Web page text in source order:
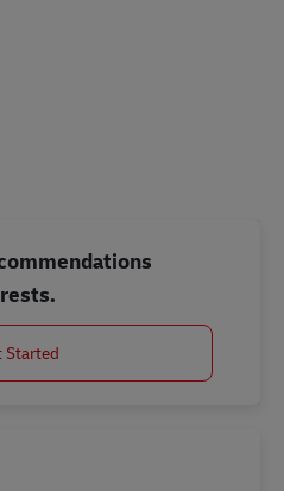
Started